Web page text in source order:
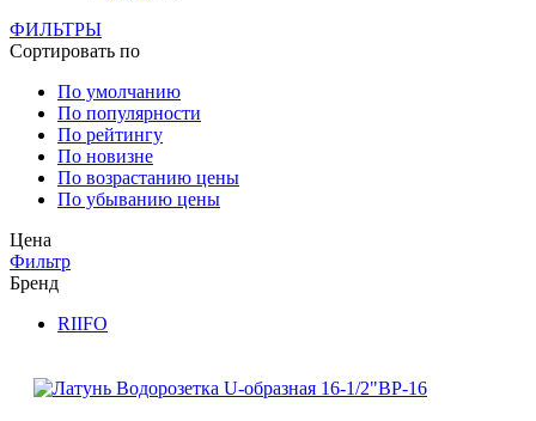
ФИЛЬТРЫ
Сортировать по
По умолчанию
По популярности
По рейтингу
По новизне
По возрастанию цены
По убыванию цены
Цена
Фильтр
Бренд
RIIFO